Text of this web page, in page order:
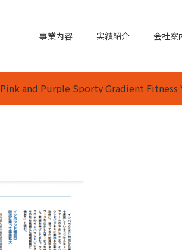
事業内容 実績紹介 会社案
Pink and Purple Sporty Gradient